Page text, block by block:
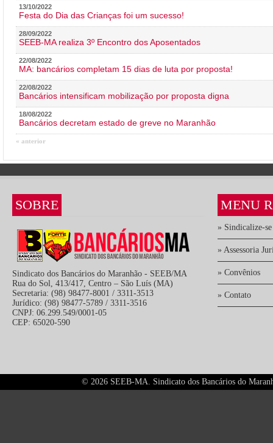
13/10/2022
Festa do Dia das Crianças foi um sucesso!
28/09/2022
SEEB-MA realiza 3º Encontro dos Aposentados
22/08/2022
MA: bancários completam 15 dias de luta por proposta!
22/08/2022
Bancários intensificam mobilização por proposta digna
18/08/2022
Bancários decretam estado de greve no Maranhão
« anterior
SOBRE
Sindicato dos Bancários do Maranhão - SEEB/MA
Rua do Sol, 413/417, Centro – São Luís (MA)
Secretaria: (98) 98477-8001 / 3311-3513
Jurídico: (98) 98477-5789 / 3311-3516
CNPJ: 06.299.549/0001-05
CEP: 65020-590
MENU
» Sindicalize-se
» Assessoria
» Convênios
» Contato
© 2026 SEEB-MA. Sindicato dos Bancários do